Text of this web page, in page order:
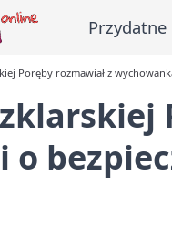
Przydatne
Poręby rozmawiał z